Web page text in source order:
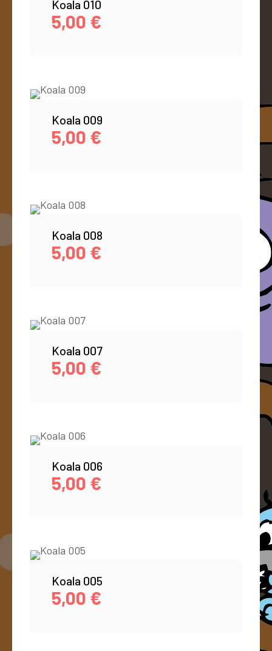
Koala 010
5,00 €
Koala 009
5,00 €
Koala 008
5,00 €
Koala 007
5,00 €
Koala 006
5,00 €
Koala 005
5,00 €